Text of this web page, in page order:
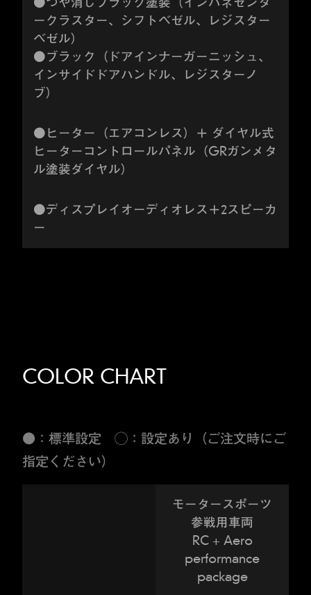
ークラスター、シフトベゼル、レジスター
ベゼル）
●ブラック（ドアインナーガーニッシュ、
インサイドドアハンドル、レジスターノ
ブ）
●ヒーター（エアコンレス）＋ ダイヤル式
ヒーターコントロールパネル（GRガンメタ
ル塗装ダイヤル）
●ディスプレイオーディオレス＋2スピーカ
ー
COLOR CHART
●：標準設定 ◯：設定あり（ご注文時にご
指定ください）
モータースポーツ
参戦用車両
RC + Aero
performance
package